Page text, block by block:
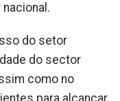
do setor
do sector
como no